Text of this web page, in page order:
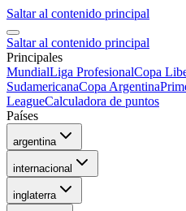
Saltar al contenido principal
Saltar al contenido principal
Principales
MundialLiga ProfesionalCopa
SudamericanaCopa Argentina
LeagueCalculadora de puntos
Países
argentina
internacional
inglaterra